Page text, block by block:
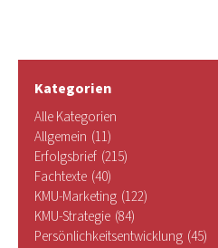
Kategorien
Alle Kategorien
Allgemein (11)
Erfolgsbrief (215)
Fachtexte (40)
KMU-Marketing (122)
KMU-Strategie (84)
Persönlichkeitsentwicklung (45)